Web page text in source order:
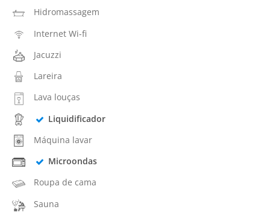
Hidromassagem
Internet Wi-fi
Jacuzzi
Lareira
Lava louças
Liquidificador
Máquina lavar
Microondas
Roupa de cama
Sauna